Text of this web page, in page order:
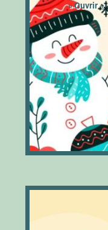
» Ouvrir «